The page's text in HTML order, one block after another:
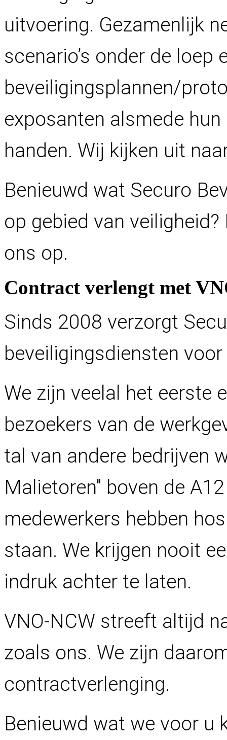
uitvoering. Gezamenlijk
scenario’s onder de loep
beveiligingsplannen/
exposanten alsmede
handen. Wij kijken uit
Benieuwd wat Securo
op gebied van
ons op.
Contract verlengt met VN
Sinds 2008 verzorgt
beveiligingsdiensten
We zijn veelal het eerste
bezoekers van de
tal van andere bedrijven
Malietoren" boven de
medewerkers hebben
staan. We krijgen nooit
indruk achter te laten.
VNO-NCW streeft altijd
zoals ons. We zijn
contractverlenging.
Benieuwd wat we voor u